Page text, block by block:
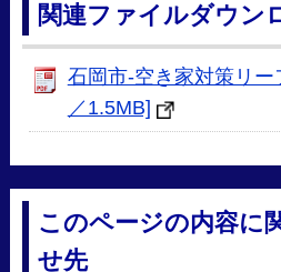
関連ファイルダウン
石岡市-空き家対策リ
／1.5MB]
このページの内容に
せ先